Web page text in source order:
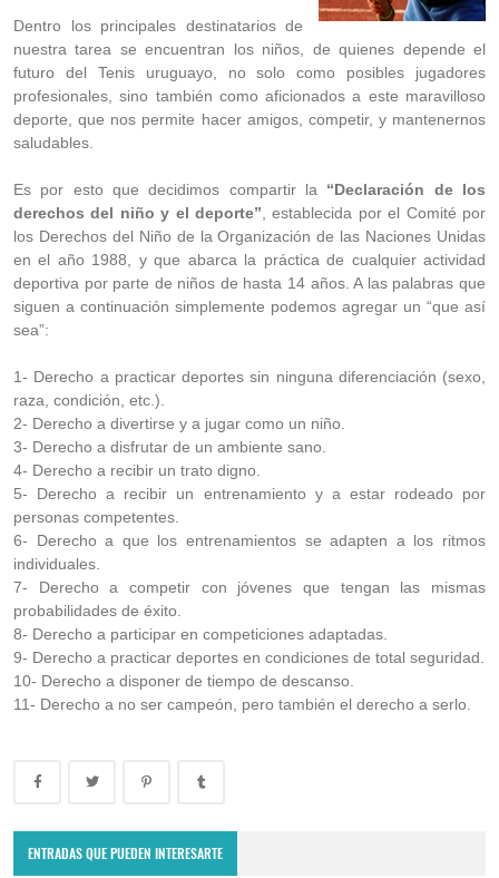
Dentro los principales destinatarios de
nuestra tarea se encuentran los niños, de quienes depende el
futuro del Tenis uruguayo, no solo como posibles jugadores
profesionales, sino también como aficionados a este maravilloso
deporte, que nos permite hacer amigos, competir, y mantenernos
saludables.
Es por esto que decidimos compartir la “Declaración de los
derechos del niño y el deporte” , establecida por el Comité por
los Derechos del Niño de la Organización de las Naciones Unidas
en el año 1988, y que abarca la práctica de cualquier actividad
deportiva por parte de niños de hasta 14 años. A las palabras que
siguen a continuación simplemente podemos agregar un “que así
sea”:
1- Derecho a practicar deportes sin ninguna diferenciación (sexo,
raza, condición, etc.).
2- Derecho a divertirse y a jugar como un niño.
3- Derecho a disfrutar de un ambiente sano.
4- Derecho a recibir un trato digno.
5- Derecho a recibir un entrenamiento y a estar rodeado por
personas competentes.
6- Derecho a que los entrenamientos se adapten a los ritmos
individuales.
7- Derecho a competir con jóvenes que tengan las mismas
probabilidades de éxito.
8- Derecho a participar en competiciones adaptadas.
9- Derecho a practicar deportes en condiciones de total seguridad.
10- Derecho a disponer de tiempo de descanso.
11- Derecho a no ser campeón, pero también el derecho a serlo.
ENTRADAS QUE PUEDEN INTERESARTE